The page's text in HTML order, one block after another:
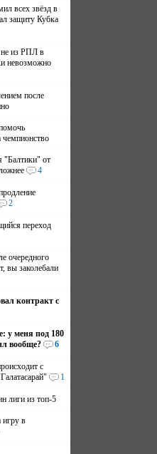
всех звёзд в
защиту Кубка
не из РПЛ в
невозможно
после
чемпионство
"Балтики" от
4
2
переход
очередного
вы заколебали
контракт с
у меня под 180
вообще?
6
с
1
лиги из топ-5
игру в